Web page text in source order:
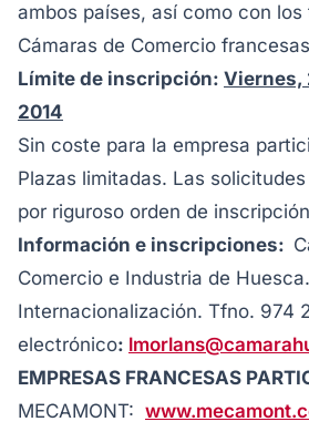
ambos países, así como con
Cámaras de Comercio
Límite de inscripción: Viernes,
2014
Sin coste para la empresa
Plazas limitadas. Las
por riguroso orden de
Información e inscripciones:
Comercio e Industria de
Internacionalización. Tfno. 974
electrónico:
EMPRESAS FRANCESAS
MECAMONT: